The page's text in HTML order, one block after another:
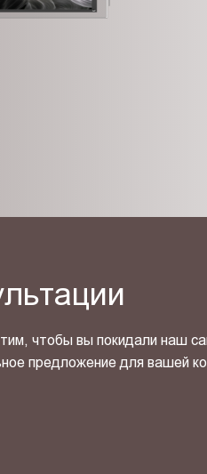
чтобы вы покидали наш
предложение для вашей